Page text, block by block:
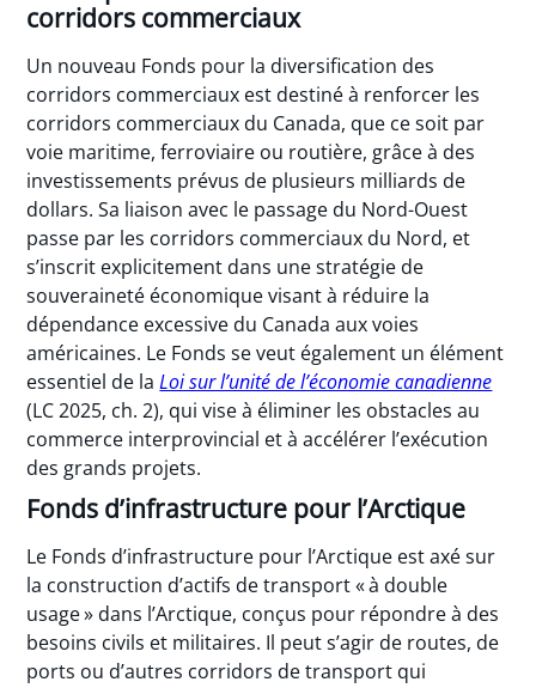
corridors commerciaux
Un nouveau Fonds pour la diversification des
corridors commerciaux est destiné à renforcer les
corridors commerciaux du Canada, que ce soit par
voie maritime, ferroviaire ou routière, grâce à des
investissements prévus de plusieurs milliards de
dollars. Sa liaison avec le passage du Nord-Ouest
passe par les corridors commerciaux du Nord, et
s’inscrit explicitement dans une stratégie de
souveraineté économique visant à réduire la
dépendance excessive du Canada aux voies
américaines. Le Fonds se veut également un élément
essentiel de laLoi sur l’unité de l’économie canadienne
(LC 2025, ch. 2), qui vise à éliminer les obstacles au
commerce interprovincial et à accélérer l’exécution
des grands projets.
Fonds d’infrastructure pour l’Arctique
Le Fonds d’infrastructure pour l’Arctique est axé sur
la construction d’actifs de transport « à double
usage » dans l’Arctique, conçus pour répondre à des
besoins civils et militaires. Il peut s’agir de routes, de
ports ou d’autres corridors de transport qui